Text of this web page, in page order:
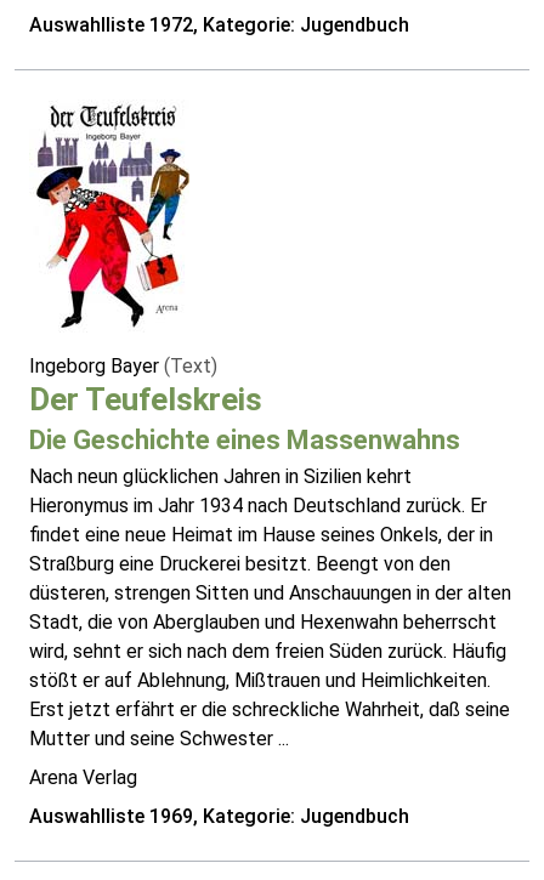
Auswahlliste 1972, Kategorie: Jugendbuch
Ingeborg Bayer (Text)
Der Teufelskreis
Die Geschichte eines Massenwahns
Nach neun glücklichen Jahren in Sizilien kehrt
Hieronymus im Jahr 1934 nach Deutschland zurück. Er
findet eine neue Heimat im Hause seines Onkels, der in
Straßburg eine Druckerei besitzt. Beengt von den
düsteren, strengen Sitten und Anschauungen in der alten
Stadt, die von Aberglauben und Hexenwahn beherrscht
wird, sehnt er sich nach dem freien Süden zurück. Häufig
stößt er auf Ablehnung, Mißtrauen und Heimlichkeiten.
Erst jetzt erfährt er die schreckliche Wahrheit, daß seine
Mutter und seine Schwester ...
Arena Verlag
Auswahlliste 1969, Kategorie: Jugendbuch